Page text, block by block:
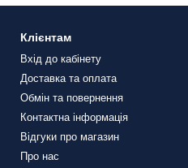
Клієнтам
Вхід до кабінету
Доставка та оплата
Обмін та повернення
Контактна інформація
Відгуки про магазин
Про нас